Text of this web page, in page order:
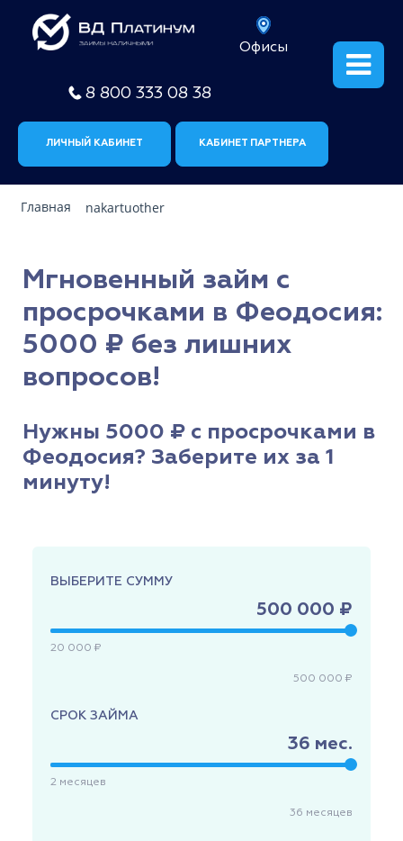
Офисы
8 800 333 08 38
ЛИЧНЫЙ КАБИНЕТ КАБИНЕТ ПАРТНЕРА
Главная nakartuother
Мгновенный займ с
просрочками в Феодосия:
5000 ₽ без лишних
вопросов!
Нужны 5000 ₽ с просрочками в
Феодосия? Заберите их за 1
минуту!
ВЫБЕРИТЕ СУММУ
500 000 ₽
20 000 ₽
500 000 ₽
СРОК ЗАЙМА
36 мес.
2 месяцев
36 месяцев